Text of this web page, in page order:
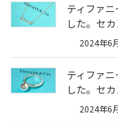
ティファ
した。セ
2024年6
ティファ
した。セ
2024年6